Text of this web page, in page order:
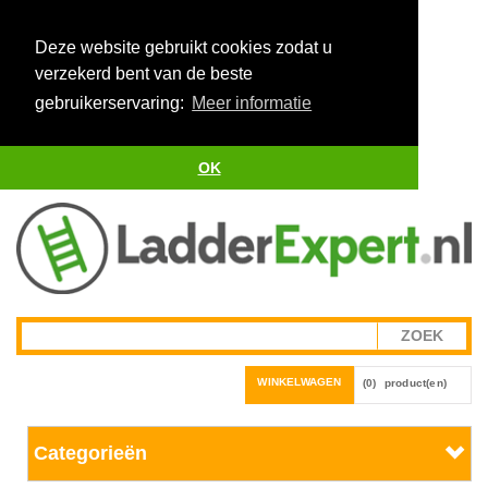
Deze website gebruikt cookies zodat u
verzekerd bent van de beste
gebruikerservaring: Meer informatie
OK
WINKELWAGEN (0) product(en)
Categorieën